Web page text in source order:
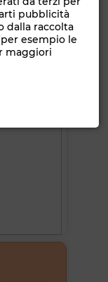
pubblicità
dalla raccolta
esempio le
maggiori